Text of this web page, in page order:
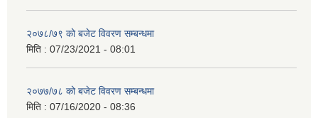
२०७८/७९ को बजेट विवरण सम्बन्धमा
मिति : 07/23/2021 - 08:01
२०७७/७८ को बजेट विवरण सम्बन्धमा
मिति : 07/16/2020 - 08:36